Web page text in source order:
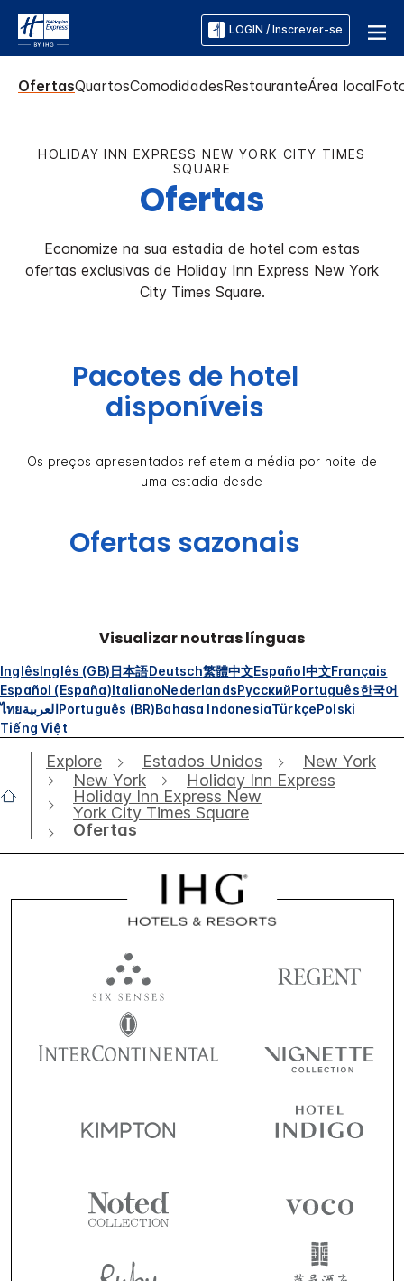
LOGIN / Inscrever-se
OfertasQuartosComodidadesRestauranteÁrea local
HOLIDAY INN EXPRESS NEW YORK CITY TIMES
SQUARE
Ofertas
Economize na sua estadia de hotel com estas
ofertas exclusivas de Holiday Inn Express New York
City Times Square.
Pacotes de hotel
disponíveis
Os preços apresentados refletem a média por noite de
uma estadia desde
Ofertas sazonais
Visualizar noutras línguas
InglêsInglês (GB)日本語Deutsch繁體中文Español中文Français
Español (España)ItalianoNederlandsРусскийPortuguês한국어
ไทยالعربيةPortuguês (BR)Bahasa IndonesiaTürkçePolski
Tiếng Việt
Explore Estados Unidos
New York
New York
Holiday Inn Express
Holiday Inn Express New
York City Times Square
Ofertas